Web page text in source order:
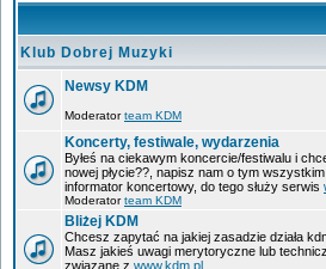
Klub Dobrej Muzyki
Newsy KDM
Moderatorteam KDM
Koncerty, festiwale, wydarzenia
Byłeś na ciekawym koncercie/festiwalu i
nowej płycie??, napisz nam o tym
informator koncertowy, do tego służy serwis
Moderatorteam KDM
Bliżej KDM
Chcesz zapytać na jakiej zasadzie działa
Masz jakieś uwagi merytoryczne lub
związane z www.kdm.pl